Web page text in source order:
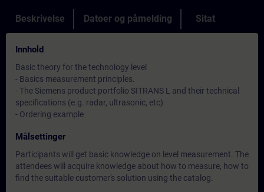
Beskrivelse Datoer og påmelding Sitat
Innhold
Basic theory for the technology level
- Basics measurement principles.
- The Siemens product portfolio SITRANS L and their technical
specifications (e.g. radar, ultrasonic, etc)
- Ordering example
Målsettinger
Participants will get basic knowledge on level measurement. The
attendees will acquire knowledge about how to measure, how to
find the suitable customer's solution using the catalog.